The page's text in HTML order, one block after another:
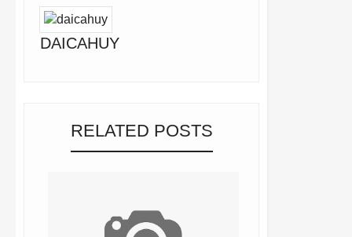
DAICAHUY
RELATED POSTS